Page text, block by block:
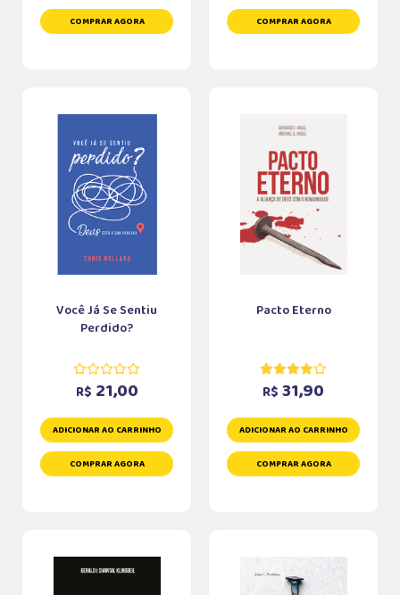
COMPRAR AGORA COMPRAR AGORA
Você Já Se Sentiu
Perdido?
R$ 21,00
ADICIONAR AO CARRINHO
COMPRAR AGORA
Pacto Eterno
R$ 31,90
ADICIONAR AO CARRINHO
COMPRAR AGORA